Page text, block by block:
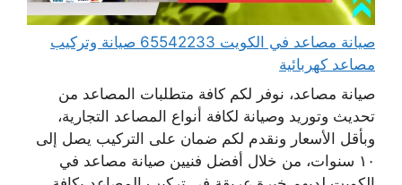
صيانة مصاعد في الكويت 65542233 صيانة وتركيب
مصاعد كهربائية
صيانة مصاعد، نوفر لكم كافة متطلبات المصاعد من
تحديث وتوريد وصيانة لكافة أنواع المصاعد التجارية،
وبأقل الأسعار ونقدم لكم ضمان على التركيب يصل إلى
١٠ سنوات، من خلال أفضل فنيين صيانة مصاعد في